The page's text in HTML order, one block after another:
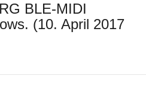
BLE-MIDI
(10. April 2017